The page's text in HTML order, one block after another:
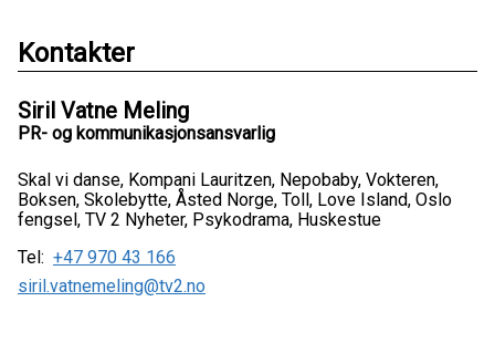
Kontakter
Siril Vatne Meling
PR- og kommunikasjonsansvarlig
Skal vi danse, Kompani Lauritzen, Nepobaby, Vokteren,
Boksen, Skolebytte, Åsted Norge, Toll, Love Island, Oslo
fengsel, TV 2 Nyheter, Psykodrama, Huskestue
Tel: +47 970 43 166
siril.vatnemeling@tv2.no